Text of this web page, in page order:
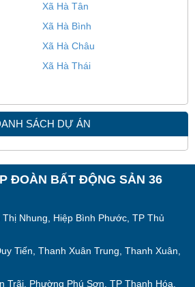
Xã Hà Tân
Xã Hà Bình
Xã Hà Châu
Xã Hà Thái
SÁCH DỰ ÁN
ĐOÀN BẤT ĐỘNG SẢN 36
Nhung, Hiệp Bình Phước, TP Thủ
Tiến, Thanh Xuân Trung, Thanh Xuân,
Trãi, Phường Phú Sơn, TP Thanh Hóa,